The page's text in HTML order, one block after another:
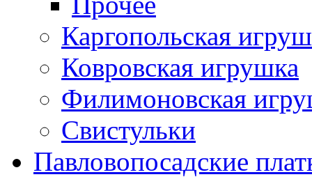
Каргопольская
Ковровская игрушка
Филимоновская
Свистульки
Павловопосадские